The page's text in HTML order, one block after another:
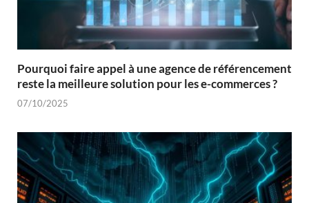
Pourquoi faire appel à une agence de référencement
reste la meilleure solution pour les e-commerces ?
07/10/2025